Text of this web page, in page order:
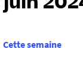
Cette semaine